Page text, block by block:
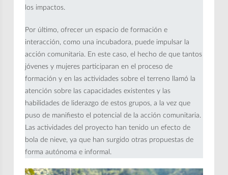
los impactos.
Por último, ofrecer un espacio de formación e
interacción, como una incubadora, puede impulsar la
acción comunitaria. En este caso, el hecho de que tantos
jóvenes y mujeres participaran en el proceso de
formación y en las actividades sobre el terreno llamó la
atención sobre las capacidades existentes y las
habilidades de liderazgo de estos grupos, a la vez que
puso de manifiesto el potencial de la acción comunitaria.
Las actividades del proyecto han tenido un efecto de
bola de nieve, ya que han surgido otras propuestas de
forma autónoma e informal.